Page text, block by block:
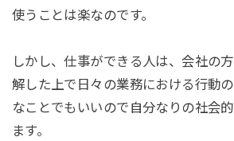
使うことは楽なのです。
しかし、仕事ができる人は、会社の
解した上で日々の業務における行動
なことでもいいので自分なりの社会
ます。